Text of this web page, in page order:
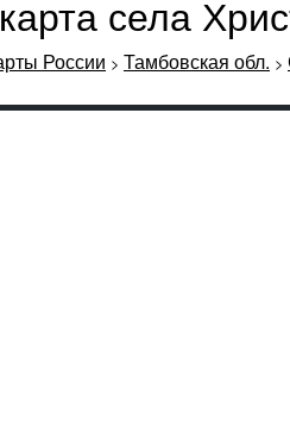
села
России > Тамбовская обл. >